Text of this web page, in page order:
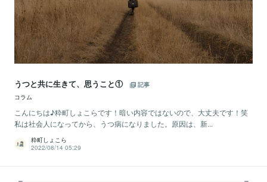
うつと共に生きて、思うこと①
記事
コラム
こんにちは♪粋町しょこらです！暗い内容ではないので、大丈夫です！笑
私は社会人になってから、うつ病になりました。原因は、新...
粋町しょこら
2022/08/14 05:29